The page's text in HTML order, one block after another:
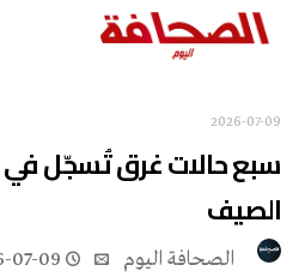
2026-07-09
سبع حالات غرق تُسجّل في
الصيف
07-09